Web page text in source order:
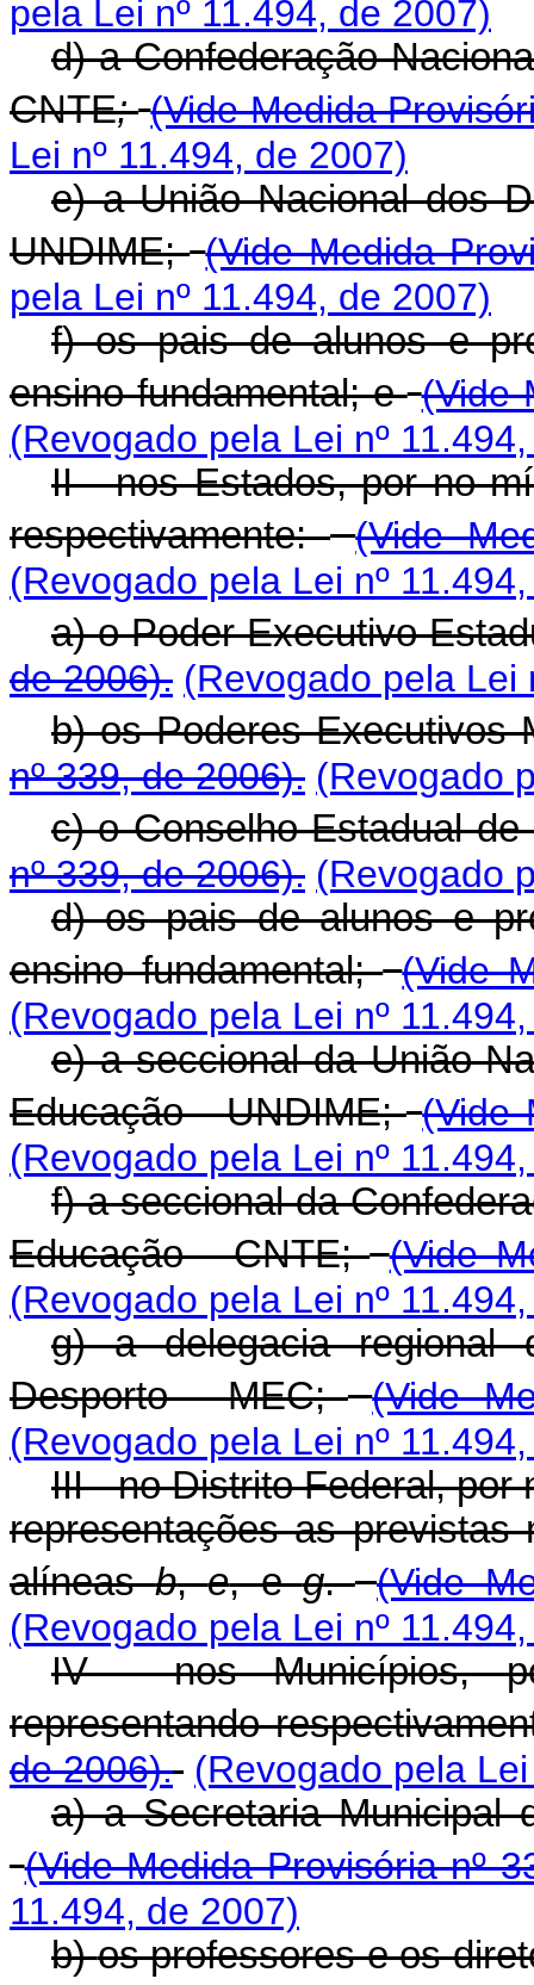
pela Lei nº 11.494, de 2007)
d) a Confederação
CNTE; (Vide Medida
Lei nº 11.494, de 2007)
e) a União Nacional dos
UNDIME; (Vide Medida
pela Lei nº 11.494, de 2007)
f) os pais de alunos e
ensino fundamental; e (Vide
(Revogado pela Lei nº
II - nos Estados, por no
respectivamente: (Vide
(Revogado pela Lei nº
a) o Poder Executivo
de 2006). (Revogado pela Lei
b) os Poderes Executivos
nº 339, de 2006). (Revogado
c) o Conselho Estadual
nº 339, de 2006). (Revogado
d) os pais de alunos e
ensino fundamental; (Vide
(Revogado pela Lei nº
e) a seccional da União
Educação - UNDIME; (Vide
(Revogado pela Lei nº
f) a seccional da
Educação - CNTE; (Vide
(Revogado pela Lei nº
g) a delegacia regional
Desporto - MEC; (Vide
(Revogado pela Lei nº
III - no Distrito Federal, por
representações as
alíneasb,e, eg. (Vide
(Revogado pela Lei nº
IV - nos Municípios,
representando
de 2006). (Revogado pela
a) a Secretaria Municipal
(Vide Medida Provisória nº
11.494, de 2007)
b) os professores e os